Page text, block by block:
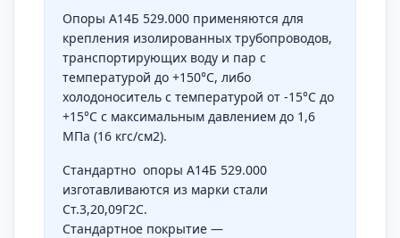
Опоры А14Б 529.000 применяются для
крепления изолированных трубопроводов,
транспортирующих воду и пар с
температурой до +150°С, либо
холодоноситель с температурой от -15°С до
+15°С с максимальным давлением до 1,6
МПа (16 кгс/см2).
Стандартно опоры А14Б 529.000
изготавливаются из марки стали
Ст.3,20,09Г2С.
Стандартное покрытие —